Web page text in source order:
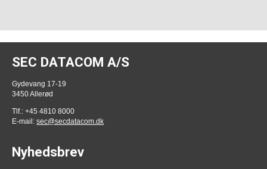
SEC DATACOM A/S
Gydevang 17-19
3450 Allerød
Tlf.: +45 4810 8000
E-mail:sec@secdatacom.dk
Nyhedsbrev